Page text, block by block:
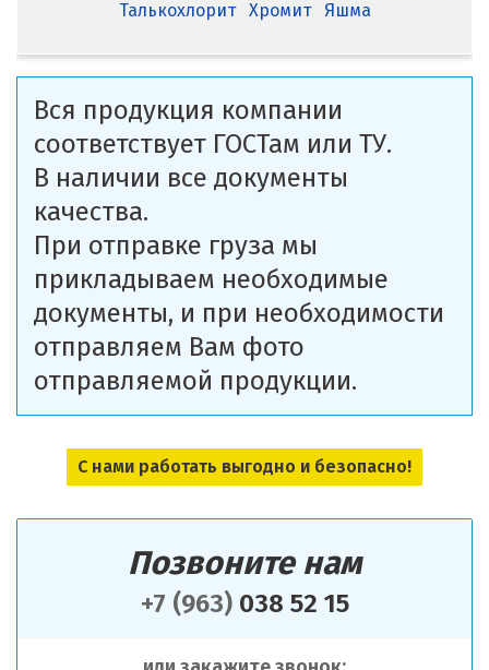
Позвоните нам
+7 (963)038 52 15
Талькохлорит
Хромит Яшма
Вся продукция компании
соответствует ГОСТам или ТУ.
В наличии все документы
качества.
При отправке груза мы
прикладываем необходимые
документы, и при необходимости
отправляем Вам фото
отправляемой продукции.
С нами работать выгодно и безопасно!